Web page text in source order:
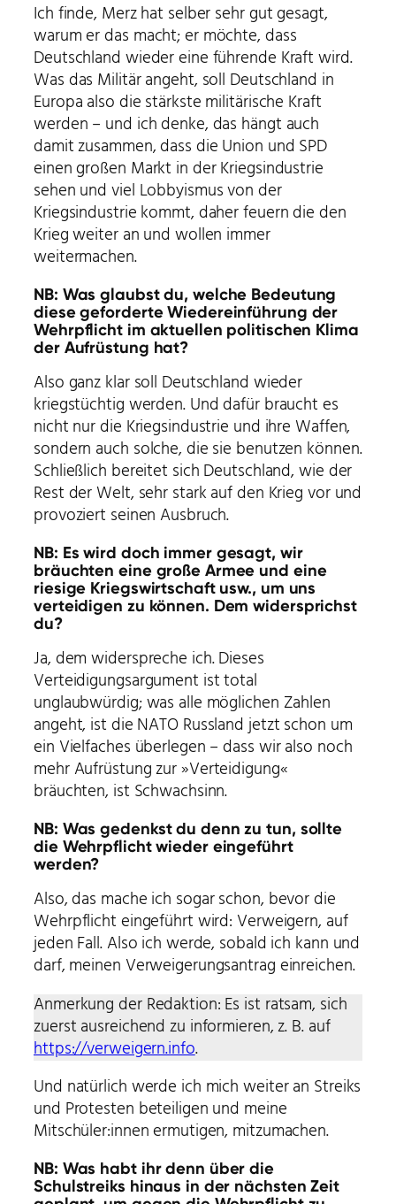
Ich finde, Merz hat selber sehr gut gesagt,
warum er das macht; er möchte, dass
Deutschland wieder eine führende Kraft wird.
Was das Militär angeht, soll Deutschland in
Europa also die stärkste militärische Kraft
werden – und ich denke, das hängt auch
damit zusammen, dass die Union und SPD
einen großen Markt in der Kriegsindustrie
sehen und viel Lobbyismus von der
Kriegsindustrie kommt, daher feuern die den
Krieg weiter an und wollen immer
weitermachen.
NB: Was glaubst du, welche Bedeutung
diese geforderte Wiedereinführung der
Wehrpflicht im aktuellen politischen Klima
der Aufrüstung hat?
Also ganz klar soll Deutschland wieder
kriegstüchtig werden. Und dafür braucht es
nicht nur die Kriegsindustrie und ihre Waffen,
sondern auch solche, die sie benutzen können.
Schließlich bereitet sich Deutschland, wie der
Rest der Welt, sehr stark auf den Krieg vor und
provoziert seinen Ausbruch.
NB: Es wird doch immer gesagt, wir
bräuchten eine große Armee und eine
riesige Kriegswirtschaft usw., um uns
verteidigen zu können. Dem widersprichst
du?
Ja, dem widerspreche ich. Dieses
Verteidigungsargument ist total
unglaubwürdig; was alle möglichen Zahlen
angeht, ist die NATO Russland jetzt schon um
ein Vielfaches überlegen – dass wir also noch
mehr Aufrüstung zur »Verteidigung«
bräuchten, ist Schwachsinn.
NB: Was gedenkst du denn zu tun, sollte
die Wehrpflicht wieder eingeführt
werden?
Also, das mache ich sogar schon, bevor die
Wehrpflicht eingeführt wird: Verweigern, auf
jeden Fall. Also ich werde, sobald ich kann und
darf, meinen Verweigerungsantrag einreichen.
Anmerkung der Redaktion: Es ist ratsam, sich
zuerst ausreichend zu informieren, z. B. auf
https://verweigern.info.
Und natürlich werde ich mich weiter an Streiks
und Protesten beteiligen und meine
Mitschüler:innen ermutigen, mitzumachen.
NB: Was habt ihr denn über die
Schulstreiks hinaus in der nächsten Zeit